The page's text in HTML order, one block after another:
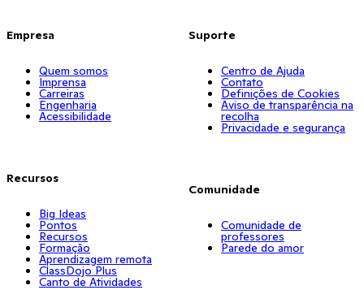
Empresa
Quem somos
Imprensa
Carreiras
Engenharia
Acessibilidade
Recursos
Big Ideas
Pontos
Recursos
Formação
Aprendizagem remota
ClassDojo Plus
Canto de Atividades
Suporte
Centro de Ajuda
Contato
Definições de Cookies
Aviso de transparência na
recolha
Privacidade e segurança
Comunidade
Comunidade de
professores
Parede do amor